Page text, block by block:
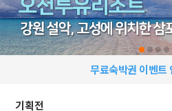
무료숙박권 이벤트
기획전